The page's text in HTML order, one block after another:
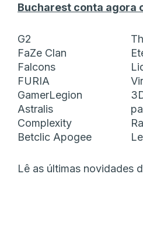
Bucharest conta agora
G2
FaZe Clan
Falcons
FURIA
GamerLegion
Astralis
Complexity
Betclic Apogee
Lê as últimas novidades